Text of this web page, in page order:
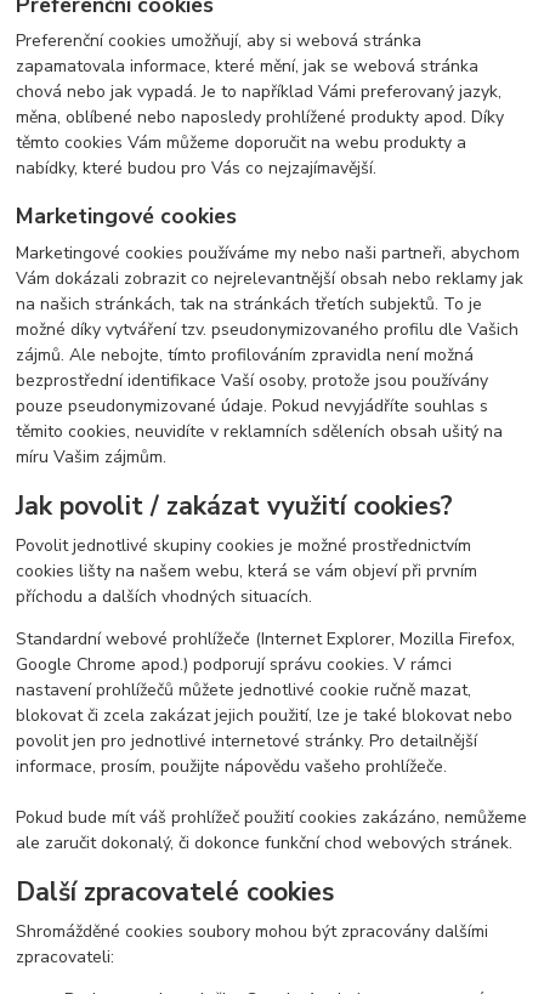
Preferenční cookies umožňují, aby si webová stránka
zapamatovala informace, které mění, jak se webová stránka
chová nebo jak vypadá. Je to například Vámi preferovaný jazyk,
měna, oblíbené nebo naposledy prohlížené produkty apod. Díky
těmto cookies Vám můžeme doporučit na webu produkty a
nabídky, které budou pro Vás co nejzajímavější.
Marketingové cookies
Marketingové cookies používáme my nebo naši partneři, abychom
Vám dokázali zobrazit co nejrelevantnější obsah nebo reklamy jak
na našich stránkách, tak na stránkách třetích subjektů. To je
možné díky vytváření tzv. pseudonymizovaného profilu dle Vašich
zájmů. Ale nebojte, tímto profilováním zpravidla není možná
bezprostřední identifikace Vaší osoby, protože jsou používány
pouze pseudonymizované údaje. Pokud nevyjádříte souhlas s
těmito cookies, neuvidíte v reklamních sděleních obsah ušitý na
míru Vašim zájmům.
Jak povolit / zakázat využití cookies?
Povolit jednotlivé skupiny cookies je možné prostřednictvím
cookies lišty na našem webu, která se vám objeví při prvním
příchodu a dalších vhodných situacích.
Standardní webové prohlížeče (Internet Explorer, Mozilla Firefox,
Google Chrome apod.) podporují správu cookies. V rámci
nastavení prohlížečů můžete jednotlivé cookie ručně mazat,
blokovat či zcela zakázat jejich použití, lze je také blokovat nebo
povolit jen pro jednotlivé internetové stránky. Pro detailnější
informace, prosím, použijte nápovědu vašeho prohlížeče.
Pokud bude mít váš prohlížeč použití cookies zakázáno, nemůžeme
ale zaručit dokonalý, či dokonce funkční chod webových stránek.
Další zpracovatelé cookies
Shromážděné cookies soubory mohou být zpracovány dalšími
zpracovateli: